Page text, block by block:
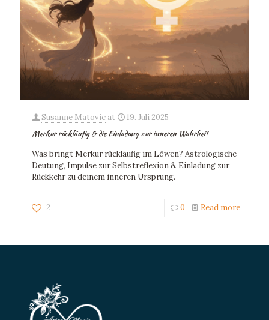
Susanne Matovic at 19. Juli 2025
Merkur rückläufig & die Einladung zur inneren Wahrheit
Was bringt Merkur rückläufig im Löwen? Astrologische
Deutung, Impulse zur Selbstreflexion & Einladung zur
Rückkehr zu deinem inneren Ursprung.
2 0 Read more